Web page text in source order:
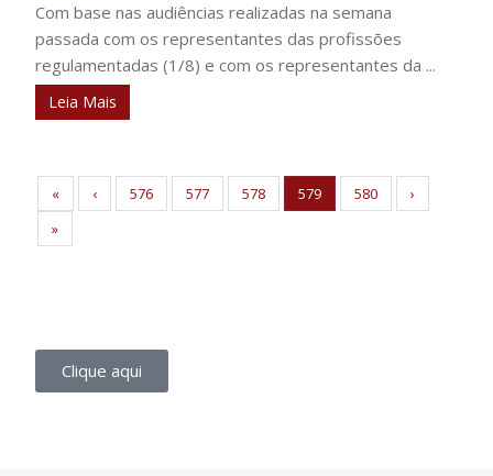
Com base nas audiências realizadas na semana
passada com os representantes das profissões
regulamentadas (1/8) e com os representantes da ...
Leia Mais
« ‹ 576 577 578 579 580
›
»
Clique aqui